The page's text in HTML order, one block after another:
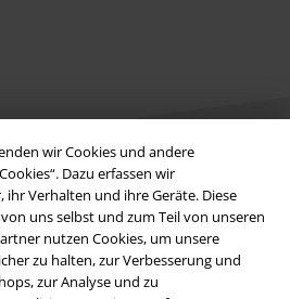
wir Cookies und andere
Dazu erfassen wir
Verhalten und ihre Geräte. Diese
uns selbst und zum Teil von unseren
nutzen Cookies, um unsere
zu halten, zur Verbesserung und
zur Analyse und zu